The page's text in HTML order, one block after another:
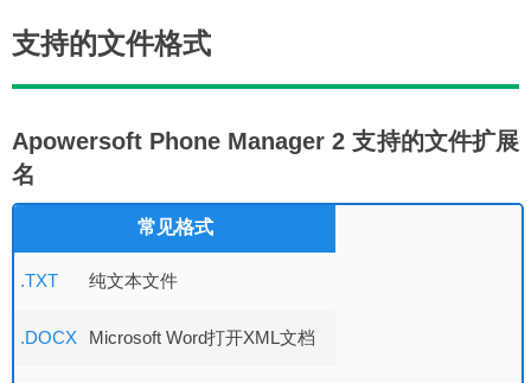
支持的文件格式
Apowersoft Phone Manager 2 支持的文件扩展
名
常见格式
.TXT 纯文本文件
.DOCX Microsoft Word打开XML文档